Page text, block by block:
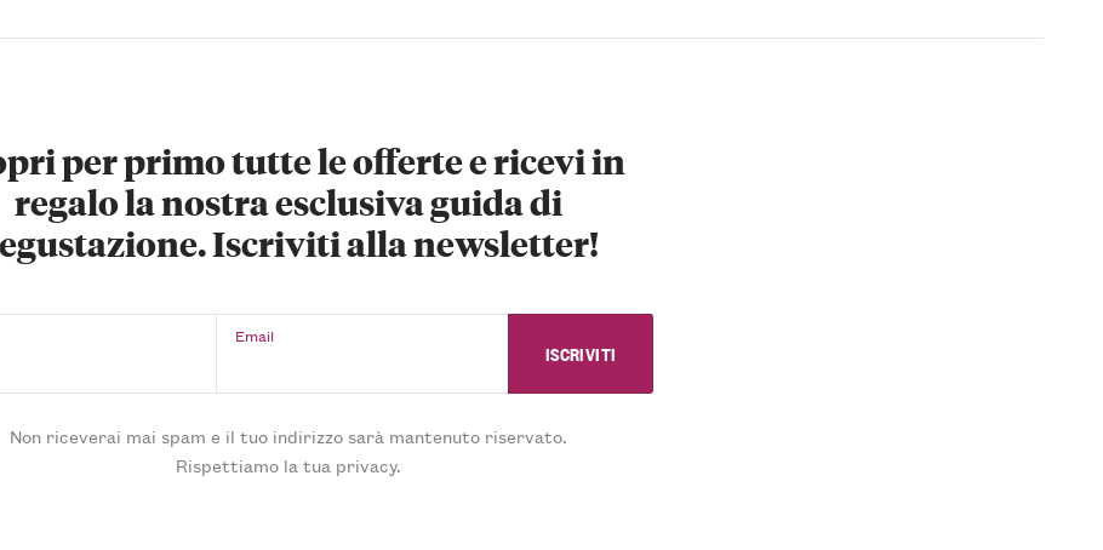
per primo tutte le offerte e ricevi in
regalo la nostra esclusiva guida di
Iscriviti alla newsletter!
Email
Non riceverai mai spam e il tuo indirizzo sarà mantenuto riservato.
Rispettiamo la tua privacy.